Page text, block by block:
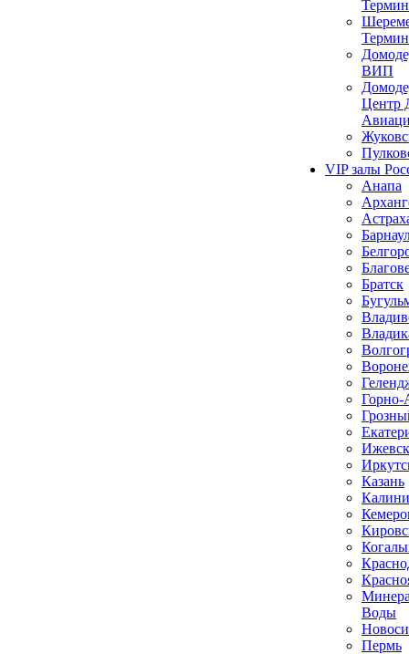
ВИП
Центр
VIP залы
Анапа
Братск
Горно-
Ижевск
Казань
Воды
Пермь